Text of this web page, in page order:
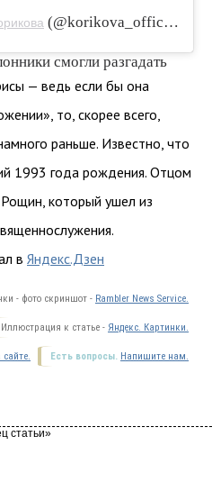
(@korikova_official) on
смогли разгадать
— ведь если бы она
то, скорее всего,
раньше. Известно, что
1993 года рождения. Отцом
который ушел из
в Яндекс.Дзен
- фото скриншот - Rambler News Service.
Иллюстрация к статье - Яндекс. Картинки.
Есть вопросы. Напишите нам.
сайте.